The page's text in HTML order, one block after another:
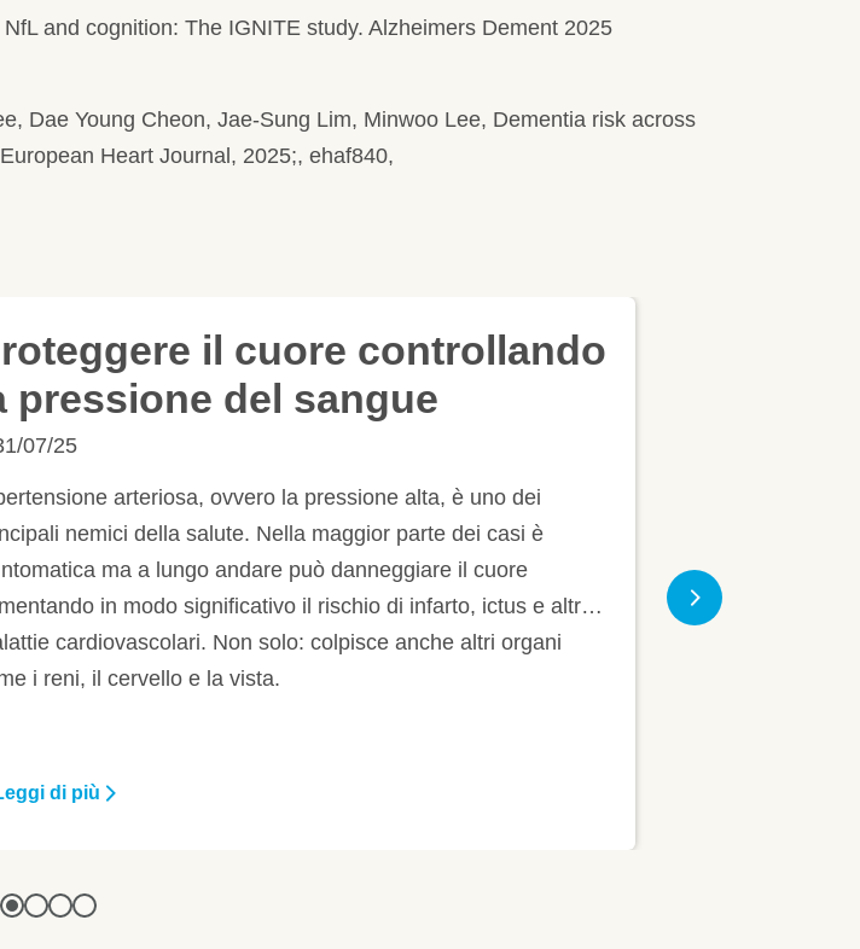
and cognition: The IGNITE study. Alzheimers Dement 2025
Dae Young Cheon, Jae-Sung Lim, Minwoo Lee, Dementia risk across
Heart Journal, 2025;, ehaf840,
il cuore controllando
del sangue
arteriosa, ovvero la pressione alta, è uno dei
della salute. Nella maggior parte dei casi è
ma a lungo andare può danneggiare il cuore
modo significativo il rischio di infarto, ictus e altre
Non solo: colpisce anche altri organi
cervello e la vista.
Next